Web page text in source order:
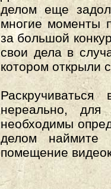
делом еще
многие моменты
за большой
свои дела в
котором открыли
нереально,
необходимы
делом наймите
помещение